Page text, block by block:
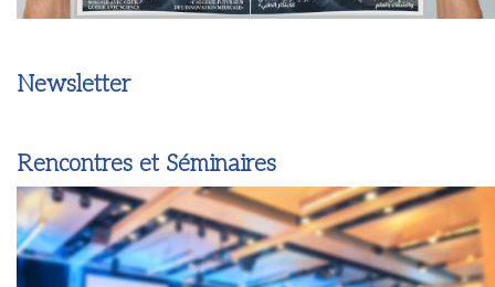
Newsletter
Rencontres et Séminaires